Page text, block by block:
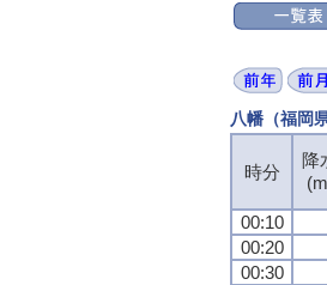
八幡（福岡
時分
降
00:10
00:20
00:30